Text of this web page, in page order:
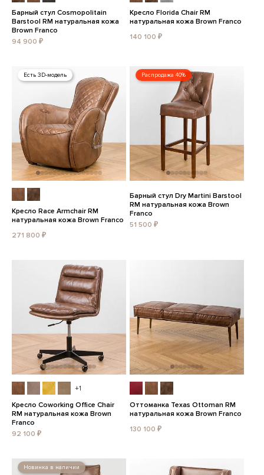
Барный стул Cosmopolitain
Barstool RM натуральная кожа
Brown Franco
94 900 ₽
Кресло Florida Chair RM
натуральная кожа Brown Franco
140 100 ₽
Есть 3D-модель
Кресло Race Armchair RM
натуральная кожа Brown Franco
271 800 ₽
Распродажа 40%
Барный стул Dry Martini Barstool
RM натуральная кожа Brown
Franco
51 500 ₽
+1
Кресло Coworking Office Chair
RM натуральная кожа Brown
Franco
92 100 ₽
Оттоманка Texas Ottoman RM
натуральная кожа Brown Franco
130 100 ₽
Новинка в наличии